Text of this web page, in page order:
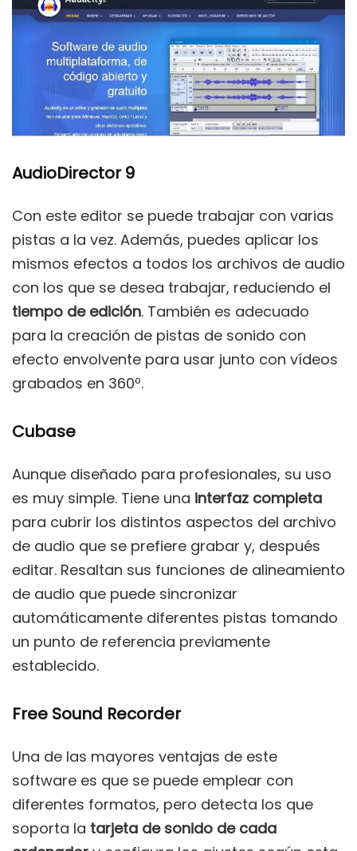
AudioDirector 9
Con este editor se puede trabajar con varias
pistas a la vez. Además, puedes aplicar los
mismos efectos a todos los archivos de audio
con los que se desea trabajar, reduciendo el
tiempo de edición. También es adecuado
para la creación de pistas de sonido con
efecto envolvente para usar junto con vídeos
grabados en 360º.
Cubase
Aunque diseñado para profesionales, su uso
es muy simple. Tiene una interfaz completa
para cubrir los distintos aspectos del archivo
de audio que se prefiere grabar y, después
editar. Resaltan sus funciones de alineamiento
de audio que puede sincronizar
automáticamente diferentes pistas tomando
un punto de referencia previamente
establecido.
Free Sound Recorder
Una de las mayores ventajas de este
software es que se puede emplear con
diferentes formatos, pero detecta los que
soporta la tarjeta de sonido de cada